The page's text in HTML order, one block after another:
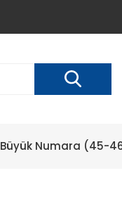
Büyük Numara (45-